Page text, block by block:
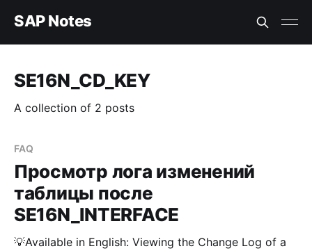
SAP Notes
SE16N_CD_KEY
A collection of 2 posts
FAQ
Просмотр лога изменений
таблицы после
SE16N_INTERFACE
💡Available in English: Viewing the Change Log of a